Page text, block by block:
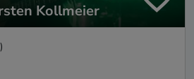
Kollmeier